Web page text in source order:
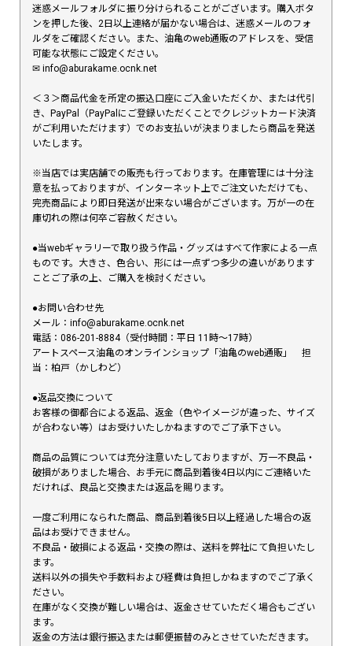
迷惑メールフォルダに振り分けられることがございます。購入ボタ
ンを押した後、2日以上連絡が届かない場合は、迷惑メールのフォ
ルダをご確認ください。また、油亀のweb通販のアドレスを、受信
可能な状態にご設定ください。
✉︎ info@aburakame.ocnk.net
＜３＞商品代金を所定の振込口座にご入金いただくか、または代引
き、PayPal（PayPalにご登録いただくことでクレジットカード決済
がご利用いただけます）でのお支払いが決まりましたら商品を発送
いたします。
※当店では実店舗での販売も行っております。在庫管理には十分注
意を払っておりますが、インターネット上でご注文いただけても、
完売商品により即日発送が出来ない場合がございます。万が一の在
庫切れの際は何卒ご容赦ください。
●当webギャラリーで取り扱う作品・グッズはすべて作家による一点
ものです。大きさ、色合い、形には一点ずつ多少の違いがあります
ことご了承の上、ご購入を検討ください。
●お問い合わせ先
メール：info@aburakame.ocnk.net
電話：086-201-8884（受付時間：平日 11時〜17時）
アートスペース油亀のオンラインショップ「油亀のweb通販」 担
当：柏戸（かしわど）
●返品交換について
お客様の御都合による返品、返金（色やイメージが違った、サイズ
が合わない等）はお受けいたしかねますのでご了承下さい。
商品の品質については充分注意いたしておりますが、万一不良品・
破損がありました場合、お手元に商品到着後4日以内にご連絡いた
だければ、良品と交換または返品を賜ります。
一度ご利用になられた商品、商品到着後5日以上経過した場合の返
品はお受けできません。
不良品・破損による返品・交換の際は、送料を弊社にて負担いたし
ます。
送料以外の損失や手数料および経費は負担しかねますのでご了承く
ださい。
在庫がなく交換が難しい場合は、返金させていただく場合もござい
ます。
返金の方法は銀行振込または郵便振替のみとさせていただきます。